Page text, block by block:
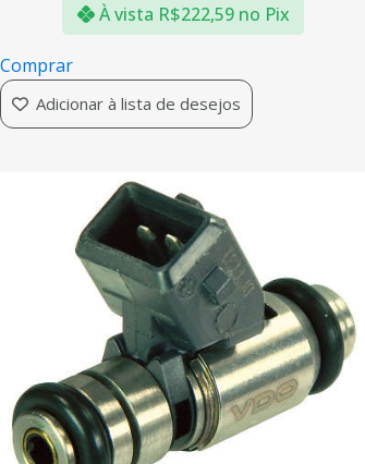
À vista R$222,59 no Pix
Comprar
Adicionar à lista de desejos